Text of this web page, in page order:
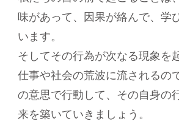
味があって、因果が絡んで、学
います。
そしてその行為が次なる現象を
仕事や社会の荒波に流されるの
の意思で行動して、その自身の
来を築いていきましょう。